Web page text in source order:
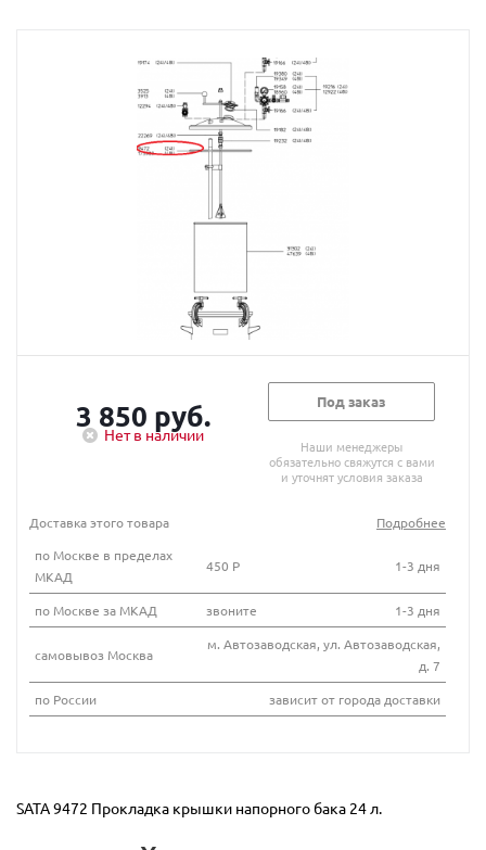
3 850 руб.
Нет в наличии
Под заказ
Наши менеджеры
обязательно свяжутся с вами
и уточнят условия заказа
Доставка этого товара
Подробнее
по Москве в пределах
МКАД
450 Р 1-3 дня
по Москве за МКАД звоните 1-3 дня
самовывоз Москва
м. Автозаводская, ул. Автозаводская,
д. 7
по России
зависит от города доставки
SATA 9472 Прокладка крышки напорного бака 24 л.